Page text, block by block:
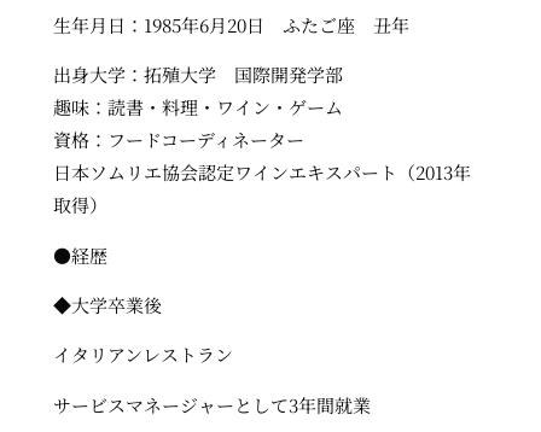
生年月日：1985年6月20日 ふたご座 丑年
出身大学：拓殖大学 国際開発学部
趣味：読書・料理・ワイン・ゲーム
資格：フードコーディネーター
日本ソムリエ協会認定ワインエキスパート（2013年
取得）
●経歴
◆大学卒業後
イタリアンレストラン
サービスマネージャーとして3年間就業